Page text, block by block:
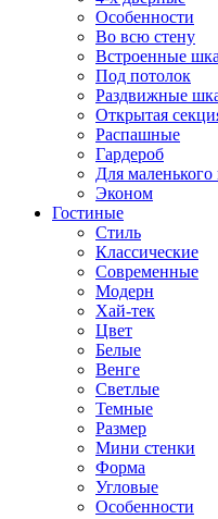
Особенности
Во всю стену
Встроенные
Под потолок
Раздвижные
Открытая
Распашные
Гардероб
Для
Эконом
Гостиные
Стиль
Классические
Современные
Модерн
Хай-тек
Цвет
Белые
Венге
Светлые
Темные
Размер
Мини стенки
Форма
Угловые
Особенности